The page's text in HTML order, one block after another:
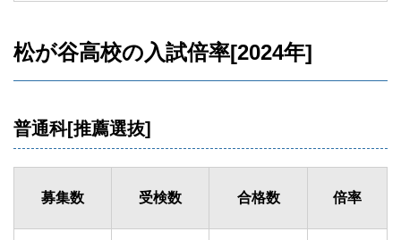
松が谷高校の入試倍率[2024年]
普通科[推薦選抜]
募集数 受検数 合格数 倍率